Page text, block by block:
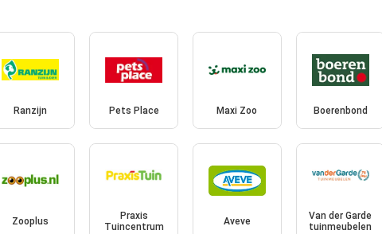
Ranzijn Pets Place Maxi Zoo Boerenbond
Zooplus
Praxis
Tuincentrum
Aveve
Van der Garde
tuinmeubelen